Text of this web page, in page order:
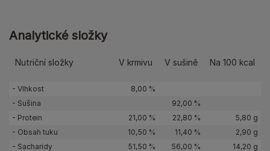
Analytické složky
Nutriční složky V krmivu V sušině Na 100 kcal
- Vlhkost
8,00 %
- Sušina
92,00 %
- Protein
21,00 % 22,80 %
5,80 g
- Obsah tuku
10,50 % 11,40 %
2,90 g
- Sacharidy
51,50 % 56,00 %
14,20 g